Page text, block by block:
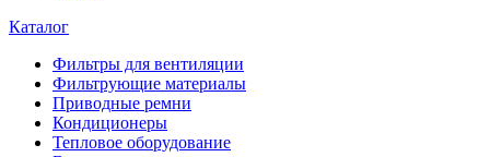
Каталог
Фильтры для вентиляции
Фильтрующие материалы
Приводные ремни
Кондиционеры
Тепловое оборудование